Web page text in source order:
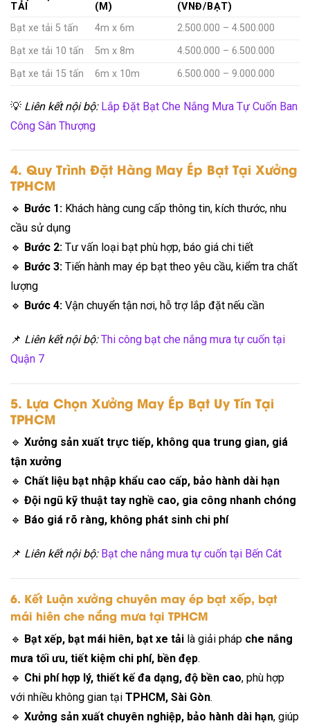
TẢI
(M)
(VNĐ/BẠT)
Bạt xe tải 5 tấn
4m x 6m
2.500.000 – 4.500.000
Bạt xe tải 10 tấn
5m x 8m
4.500.000 – 6.500.000
Bạt xe tải 15 tấn
6m x 10m 6.500.000 – 9.000.000
💡 Liên kết nội bộ: Lắp Đặt Bạt Che Nắng Mưa Tự Cuốn Ban
Công Sân Thượng
4. Quy Trình Đặt Hàng May Ép Bạt Tại Xưởng
TPHCM
🔹 Bước 1: Khách hàng cung cấp thông tin, kích thước, nhu
cầu sử dụng
🔹 Bước 2: Tư vấn loại bạt phù hợp, báo giá chi tiết
🔹 Bước 3: Tiến hành may ép bạt theo yêu cầu, kiểm tra chất
lượng
🔹 Bước 4: Vận chuyển tận nơi, hỗ trợ lắp đặt nếu cần
📌 Liên kết nội bộ: Thi công bạt che nắng mưa tự cuốn tại
Quận 7
5. Lựa Chọn Xưởng May Ép Bạt Uy Tín Tại
TPHCM
🔹 Xưởng sản xuất trực tiếp, không qua trung gian, giá
tận xưởng
🔹 Chất liệu bạt nhập khẩu cao cấp, bảo hành dài hạn
🔹 Đội ngũ kỹ thuật tay nghề cao, gia công nhanh chóng
🔹 Báo giá rõ ràng, không phát sinh chi phí
📌 Liên kết nội bộ: Bạt che nắng mưa tự cuốn tại Bến Cát
6. Kết Luận xưởng chuyên may ép bạt xếp, bạt
mái hiên che nắng mưa tại TPHCM
🔹 Bạt xếp, bạt mái hiên, bạt xe tải là giải pháp che nắng
mưa tối ưu, tiết kiệm chi phí, bền đẹp.
🔹 Chi phí hợp lý, thiết kế đa dạng, độ bền cao, phù hợp
với nhiều không gian tại TPHCM, Sài Gòn.
🔹 Xưởng sản xuất chuyên nghiệp, bảo hành dài hạn, giúp